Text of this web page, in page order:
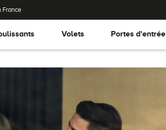
France
Volets Portes d'entrée